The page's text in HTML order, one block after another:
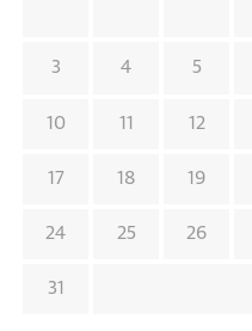
3 4 5
10 11 12
17 18 19
24 25 26
31